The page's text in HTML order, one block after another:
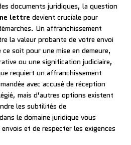
documents juridiques, la question
lettre devient cruciale pour
Un affranchissement
la valeur probante de votre envoi
soit pour une mise en demeure,
ou une signification judiciaire,
requiert un affranchissement
avec accusé de réception
mais d’autres options existent
les subtilités de
le domaine juridique vous
et de respecter les exigences